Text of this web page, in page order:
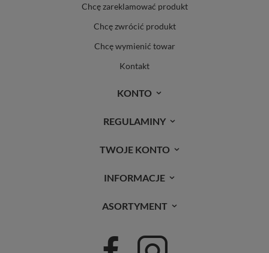
Chcę zareklamować produkt
Chcę zwrócić produkt
Chcę wymienić towar
Kontakt
KONTO
REGULAMINY
TWOJE KONTO
INFORMACJE
ASORTYMENT